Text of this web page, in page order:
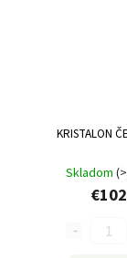
KRISTALON
Skladom
€102